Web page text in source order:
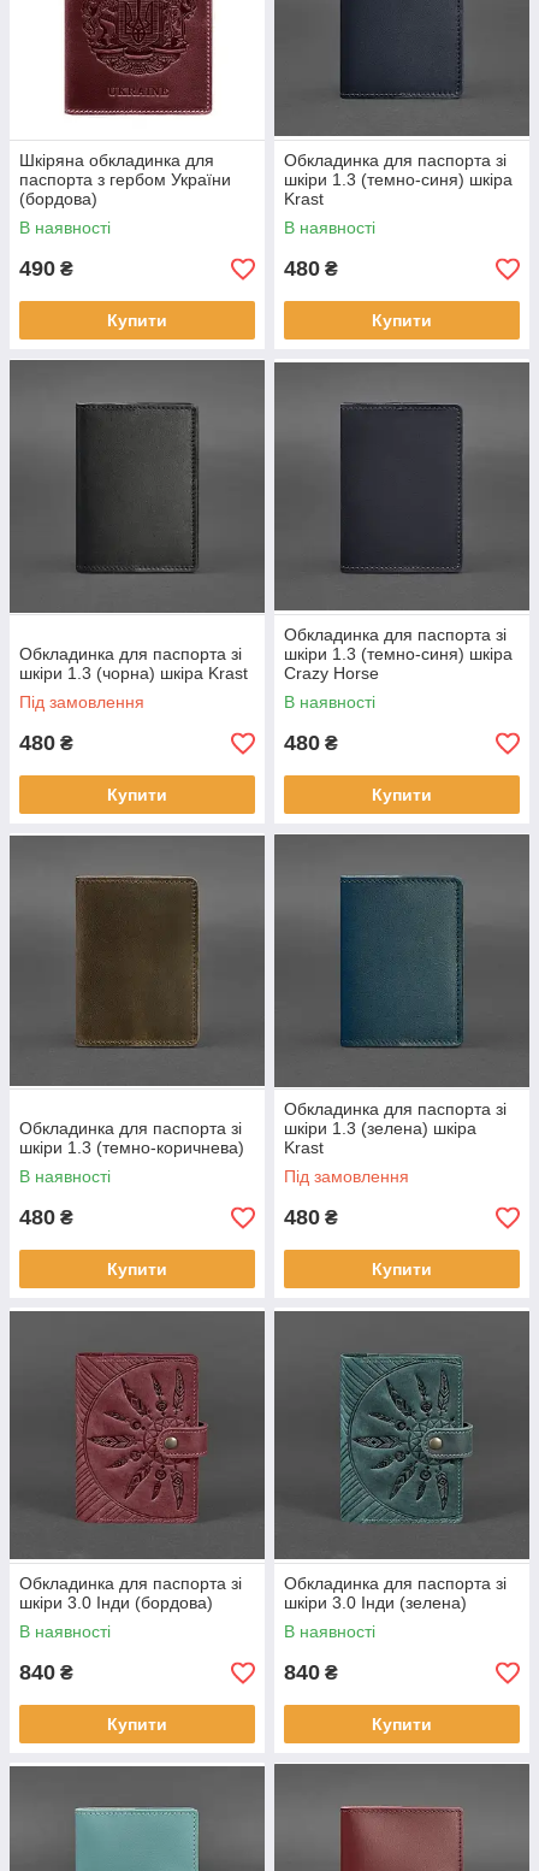
Шкіряна обкладинка для
паспорта з гербом України
(бордова)
В наявності
490 ₴
Купити
Обкладинка для паспорта зі
шкіри 1.3 (темно-синя) шкіра
Krast
В наявності
480 ₴
Купити
Обкладинка для паспорта зі
шкіри 1.3 (чорна) шкіра Krast
Під замовлення
480 ₴
Купити
Обкладинка для паспорта зі
шкіри 1.3 (темно-синя) шкіра
Crazy Horse
В наявності
480 ₴
Купити
Обкладинка для паспорта зі
шкіри 1.3 (темно-коричнева)
В наявності
480 ₴
Купити
Обкладинка для паспорта зі
шкіри 1.3 (зелена) шкіра
Krast
Під замовлення
480 ₴
Купити
Обкладинка для паспорта зі
шкіри 3.0 Інди (бордова)
В наявності
840 ₴
Купити
Обкладинка для паспорта зі
шкіри 3.0 Інди (зелена)
В наявності
840 ₴
Купити